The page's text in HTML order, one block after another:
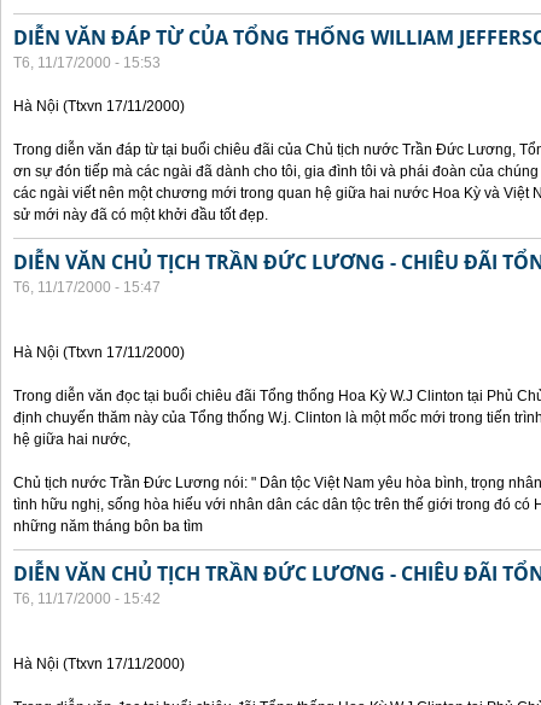
DIỄN VĂN ĐÁP TỪ CỦA TỔNG THỐNG WILLIAM
T6, 11/17/2000 - 15:53
Hà Nội (Ttxvn 17/11/2000)
Trong diễn văn đáp từ tại buổi chiêu đãi của Chủ tịch nước Trần Đức Lương,
ơn sự đón tiếp mà các ngài đã dành cho tôi, gia đình tôi và phái đoàn của
các ngài viết nên một chương mới trong quan hệ giữa hai nước Hoa Kỳ và Việt
sử mới này đã có một khởi đầu tốt đẹp.
DIỄN VĂN CHỦ TỊCH TRẦN ĐỨC LƯƠNG - CHIÊU ĐÃI
T6, 11/17/2000 - 15:47
Hà Nội (Ttxvn 17/11/2000)
Trong diễn văn đọc tại buổi chiêu đãi Tổng thống Hoa Kỳ W.J Clinton tại Phủ
định chuyến thăm này của Tổng thống W.j. Clinton là một mốc mới trong tiến
hệ giữa hai nước,
Chủ tịch nước Trần Đức Lương nói: " Dân tộc Việt Nam yêu hòa bình, trọng
tình hữu nghị, sống hòa hiếu với nhân dân các dân tộc trên thế giới trong đó có
những năm tháng bôn ba tìm
DIỄN VĂN CHỦ TỊCH TRẦN ĐỨC LƯƠNG - CHIÊU ĐÃI
T6, 11/17/2000 - 15:42
Hà Nội (Ttxvn 17/11/2000)